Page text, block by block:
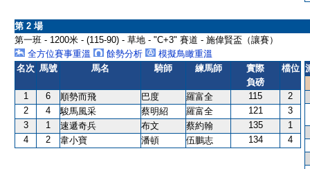
第 2 場
第一班 - 1200米 - (115-90) - 草地 - "C+3" 賽道 - 施偉賢盃（讓賽）
全方位賽事重溫
餘勢分析
模擬鳥瞰重溫
名次 馬號 馬名 騎師 練馬師
實際
負磅
檔位
1 6 順勢而飛 巴度 羅富全 115
2
2
4 駿馬風采 蔡明紹 羅富全 121
3
3
1 速遞奇兵 布文 蔡約翰 135
1
4
2 韋小寶 潘頓 伍鵬志 134 4